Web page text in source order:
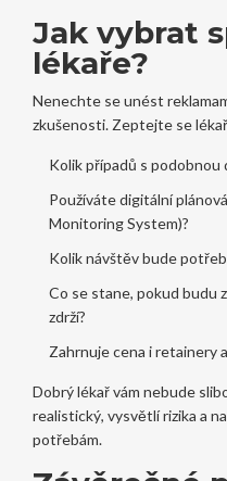
Jak vybrat
lékaře?
Nenechte se unést
zkušenosti. Zeptejte se
Kolik případů s podobnou
Používáte digitální
Monitoring System)?
Kolik návštěv bude
Co se stane, pokud budu
zdrží?
Zahrnuje cena i retainery
Dobrý lékař vám nebude
realistický, vysvětlí rizika a
potřebám.